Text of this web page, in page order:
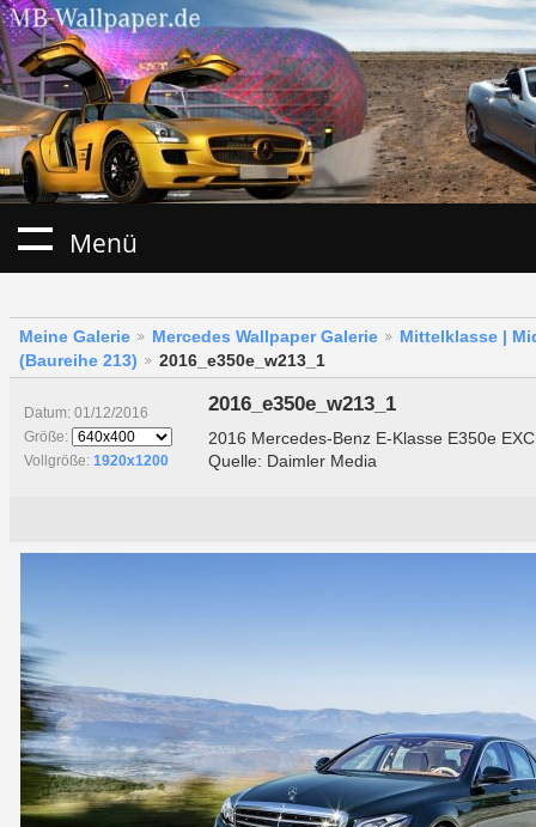
Menü
Meine Galerie Mercedes Wallpaper Galerie
Mittelklasse |
(Baureihe 213)
2016_e350e_w213_1
Datum: 01/12/2016
Größe:
Vollgröße: 1920x1200
2016_e350e_w213_1
2016 Mercedes-Benz E-Klasse E350e
Quelle: Daimler Media